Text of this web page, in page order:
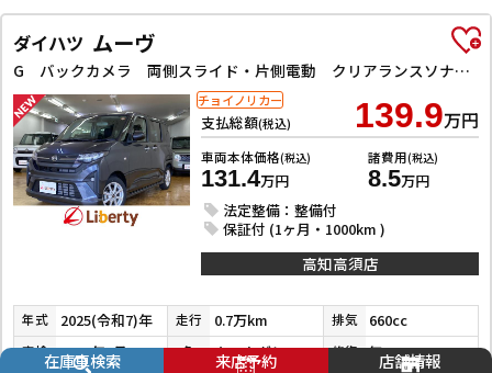
ダイハツ ムーヴ
G バックカメラ 両側スライド・片側電動 クリアランスソナー 衝突被害軽減システム オートライト LEDヘッドランプ スマートキー アイドリングストップ 電動格納ミラー ベンチシート CVT
支払総額(税込) 139.9万円
車両本体価格(税込)
131.4万円
諸費用(税込)
8.5万円
法定整備：整備付
保証付 (1ヶ月・1000km )
チョイノリカー
高知高須店
年式 2025(令和7)年 走行 0.7万km 排気 660cc
車検 2028年6月 色 クロムグレーメタリック 修復 無
在庫車検索 来店予約 店舗情報